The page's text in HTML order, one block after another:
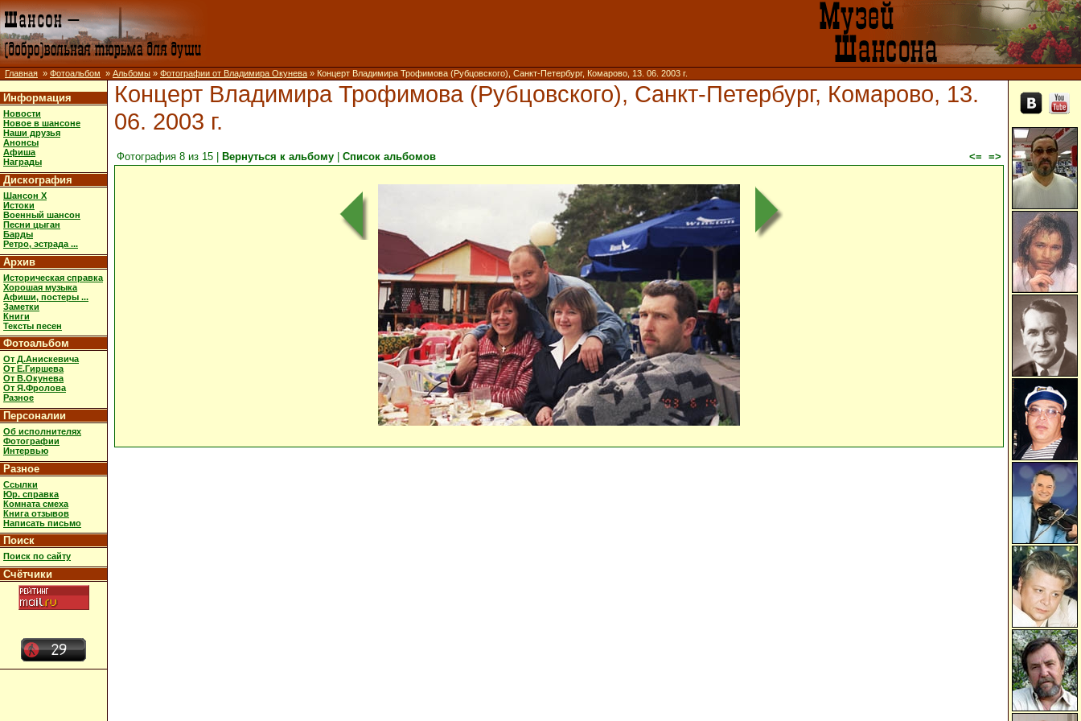
Главная » Фотоальбом » Альбомы » Фотографии от Владимира Окунева » Концерт Владимира Трофимова (Рубцовского), Санкт-Петербург, Комарово, 13. 06. 2003 г.
Информация
Новости
Новое в шансоне
Наши друзья
Анонсы
Афиша
Награды
Дискография
Шансон X
Истоки
Военный шансон
Песни цыган
Барды
Ретро, эстрада ...
Архив
Историческая справка
Хорошая музыка
Афиши, постеры ...
Заметки
Книги
Тексты песен
Фотоальбом
От Д.Анискевича
От Е.Гиршева
От В.Окунева
От Я.Фролова
Разное
Персоналии
Об исполнителях
Фотографии
Интервью
Разное
Ссылки
Юр. справка
Комната смеха
Книга отзывов
Написать письмо
Поиск
Поиск по сайту
Счётчики
Концерт Владимира Трофимова (Рубцовского), Санкт-Петербург, Комарово, 13.
06. 2003 г.
Фотография 8 из 15 | Вернуться к альбому Список альбомов <= =>